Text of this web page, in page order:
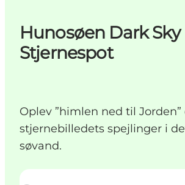
Hunosøen Dark Sky
Stjernespot
Oplev ”himlen ned til Jorden”
stjernebilledets spejlinger i
søvand.